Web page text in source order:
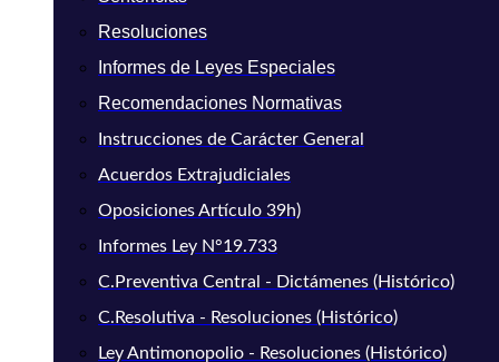
Resoluciones
Informes de Leyes Especiales
Recomendaciones Normativas
Instrucciones de Carácter General
Acuerdos Extrajudiciales
Oposiciones Artículo 39h)
Informes Ley N°19.733
C.Preventiva Central - Dictámenes (Histórico)
C.Resolutiva - Resoluciones (Histórico)
Ley Antimonopolio - Resoluciones (Histórico)